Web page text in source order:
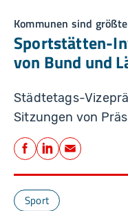
Kommunen sind
Sportstätten-
von Bund und
Städtetags-
Sitzungen von
Teilen
Facebook
LinkedIn
E-Mail
Sport